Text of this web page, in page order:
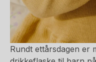
Rundt ettårsdagen er